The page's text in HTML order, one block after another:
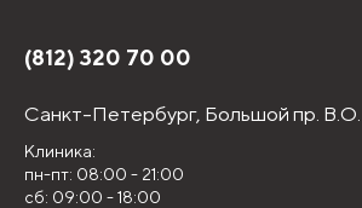
(812) 320 70 00
Санкт-Петербург, Большой пр.
Клиника:
пн-пт: 08:00 - 21:00
сб: 09:00 - 18:00